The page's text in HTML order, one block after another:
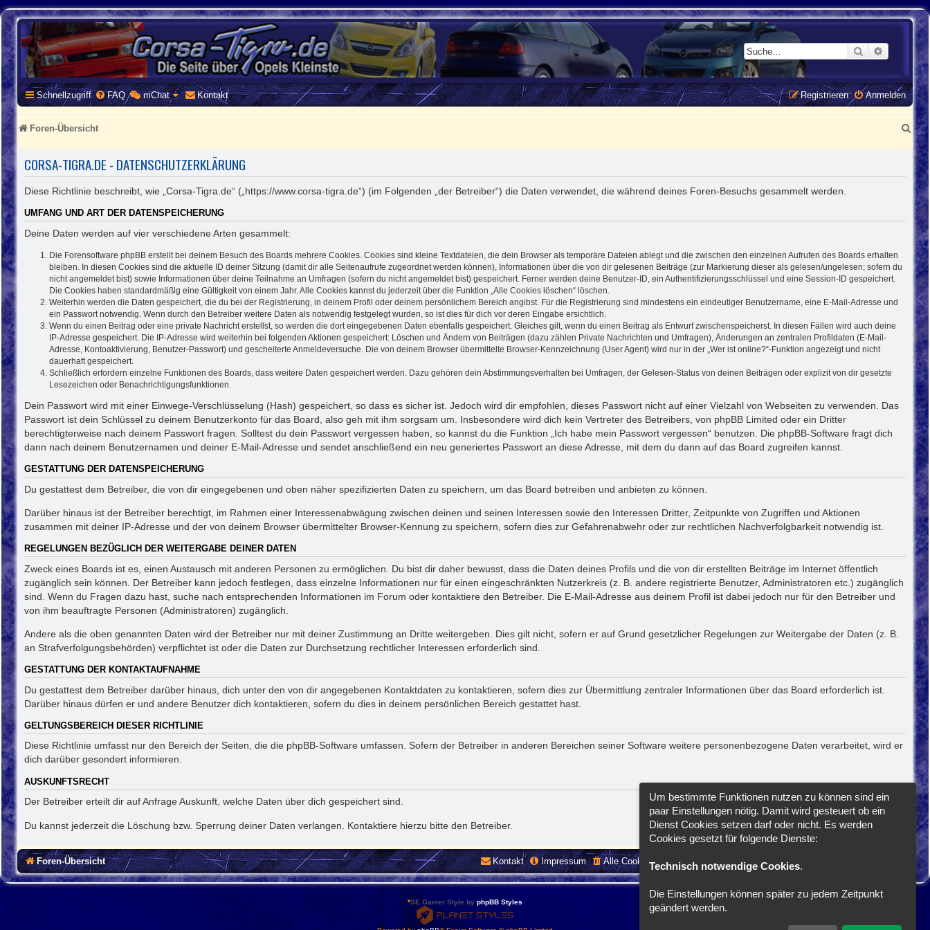
Suche
CORSA-TIGRA.DE
Homepage und Forum rund um Opel Corsa und Tigra
Schnellzugriff FAQ mChat Kontakt Anmelden
Registrieren
Foren-Übersicht
S
u
h
e
CORSA-TIGRA.DE - DATENSCHUTZERKLÄRUNG
Diese Richtlinie beschreibt, wie „Corsa-Tigra.de“ („https://www.corsa-tigra.de“) (im Folgenden „der Betreiber“) die Daten verwendet, die während deines Foren-Besuchs gesammelt werden.
UMFANG UND ART DER DATENSPEICHERUNG
Deine Daten werden auf vier verschiedene Arten gesammelt:
Die Forensoftware phpBB erstellt bei deinem Besuch des Boards mehrere Cookies. Cookies sind kleine Textdateien, die dein Browser als temporäre Dateien ablegt und die zwischen den einzelnen Aufrufen des Boards erhalten
bleiben. In diesen Cookies sind die aktuelle ID deiner Sitzung (damit dir alle Seitenaufrufe zugeordnet werden können), Informationen über die von dir gelesenen Beiträge (zur Markierung dieser als gelesen/ungelesen; sofern du
nicht angemeldet bist) sowie Informationen über deine Teilnahme an Umfragen (sofern du nicht angemeldet bist) gespeichert. Ferner werden deine Benutzer-ID, ein Authentifizierungsschlüssel und eine Session-ID gespeichert.
Die Cookies haben standardmäßig eine Gültigkeit von einem Jahr. Alle Cookies kannst du jederzeit über die Funktion „Alle Cookies löschen“ löschen.
Weiterhin werden die Daten gespeichert, die du bei der Registrierung, in deinem Profil oder deinem persönlichem Bereich angibst. Für die Registrierung sind mindestens ein eindeutiger Benutzername, eine E-Mail-Adresse und
ein Passwort notwendig. Wenn durch den Betreiber weitere Daten als notwendig festgelegt wurden, so ist dies für dich vor deren Eingabe ersichtlich.
Wenn du einen Beitrag oder eine private Nachricht erstellst, so werden die dort eingegebenen Daten ebenfalls gespeichert. Gleiches gilt, wenn du einen Beitrag als Entwurf zwischenspeicherst. In diesen Fällen wird auch deine
IP-Adresse gespeichert. Die IP-Adresse wird weiterhin bei folgenden Aktionen gespeichert: Löschen und Ändern von Beiträgen (dazu zählen Private Nachrichten und Umfragen), Änderungen an zentralen Profildaten (E-Mail-
Adresse, Kontoaktivierung, Benutzer-Passwort) und gescheiterte Anmeldeversuche. Die von deinem Browser übermittelte Browser-Kennzeichnung (User Agent) wird nur in der „Wer ist online?“-Funktion angezeigt und nicht
dauerhaft gespeichert.
Schließlich erfordern einzelne Funktionen des Boards, dass weitere Daten gespeichert werden. Dazu gehören dein Abstimmungsverhalten bei Umfragen, der Gelesen-Status von deinen Beiträgen oder explizit von dir gesetzte
Lesezeichen oder Benachrichtigungsfunktionen.
Dein Passwort wird mit einer Einwege-Verschlüsselung (Hash) gespeichert, so dass es sicher ist. Jedoch wird dir empfohlen, dieses Passwort nicht auf einer Vielzahl von Webseiten zu verwenden. Das
Passwort ist dein Schlüssel zu deinem Benutzerkonto für das Board, also geh mit ihm sorgsam um. Insbesondere wird dich kein Vertreter des Betreibers, von phpBB Limited oder ein Dritter
berechtigterweise nach deinem Passwort fragen. Solltest du dein Passwort vergessen haben, so kannst du die Funktion „Ich habe mein Passwort vergessen“ benutzen. Die phpBB-Software fragt dich
dann nach deinem Benutzernamen und deiner E-Mail-Adresse und sendet anschließend ein neu generiertes Passwort an diese Adresse, mit dem du dann auf das Board zugreifen kannst.
GESTATTUNG DER DATENSPEICHERUNG
Du gestattest dem Betreiber, die von dir eingegebenen und oben näher spezifizierten Daten zu speichern, um das Board betreiben und anbieten zu können.
Darüber hinaus ist der Betreiber berechtigt, im Rahmen einer Interessenabwägung zwischen deinen und seinen Interessen sowie den Interessen Dritter, Zeitpunkte von Zugriffen und Aktionen
zusammen mit deiner IP-Adresse und der von deinem Browser übermittelter Browser-Kennung zu speichern, sofern dies zur Gefahrenabwehr oder zur rechtlichen Nachverfolgbarkeit notwendig ist.
REGELUNGEN BEZÜGLICH DER WEITERGABE DEINER DATEN
Zweck eines Boards ist es, einen Austausch mit anderen Personen zu ermöglichen. Du bist dir daher bewusst, dass die Daten deines Profils und die von dir erstellten Beiträge im Internet öffentlich
zugänglich sein können. Der Betreiber kann jedoch festlegen, dass einzelne Informationen nur für einen eingeschränkten Nutzerkreis (z. B. andere registrierte Benutzer, Administratoren etc.) zugänglich
sind. Wenn du Fragen dazu hast, suche nach entsprechenden Informationen im Forum oder kontaktiere den Betreiber. Die E-Mail-Adresse aus deinem Profil ist dabei jedoch nur für den Betreiber und
von ihm beauftragte Personen (Administratoren) zugänglich.
Andere als die oben genannten Daten wird der Betreiber nur mit deiner Zustimmung an Dritte weitergeben. Dies gilt nicht, sofern er auf Grund gesetzlicher Regelungen zur Weitergabe der Daten (z. B.
an Strafverfolgungsbehörden) verpflichtet ist oder die Daten zur Durchsetzung rechtlicher Interessen erforderlich sind.
GESTATTUNG DER KONTAKTAUFNAHME
Du gestattest dem Betreiber darüber hinaus, dich unter den von dir angegebenen Kontaktdaten zu kontaktieren, sofern dies zur Übermittlung zentraler Informationen über das Board erforderlich ist.
Darüber hinaus dürfen er und andere Benutzer dich kontaktieren, sofern du dies in deinem persönlichen Bereich gestattet hast.
GELTUNGSBEREICH DIESER RICHTLINIE
Diese Richtlinie umfasst nur den Bereich der Seiten, die die phpBB-Software umfassen. Sofern der Betreiber in anderen Bereichen seiner Software weitere personenbezogene Daten verarbeitet, wird er
dich darüber gesondert informieren.
AUSKUNFTSRECHT
Der Betreiber erteilt dir auf Anfrage Auskunft, welche Daten über dich gespeichert sind.
Du kannst jederzeit die Löschung bzw. Sperrung deiner Daten verlangen. Kontaktiere hierzu bitte den Betreiber.
Foren-Übersicht Cookie-Einstellungen
Alle Cookies löschen
Impressum
Kontakt
*SE Gamer Style by phpBB Styles
Um bestimmte Funktionen nutzen zu können sind ein
paar Einstellungen nötig. Damit wird gesteuert ob ein
Dienst Cookies setzen darf oder nicht. Es werden
Cookies gesetzt für folgende Dienste:
Technisch notwendige Cookies.
Die Einstellungen können später zu jedem Zeitpunkt
geändert werden.